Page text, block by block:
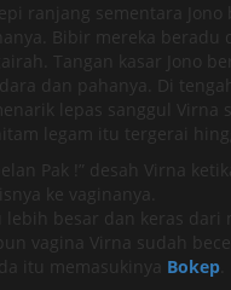
ranjang sementara Jono
Bibir mereka beradu
Tangan kasar Jono
dan pahanya. Di
lepas sanggul Virna
legam itu tergerai
Pak !” desah Virna
ke vaginanya.
lebih besar dan keras dari
vagina Virna sudah
itu memasukinya Bokep